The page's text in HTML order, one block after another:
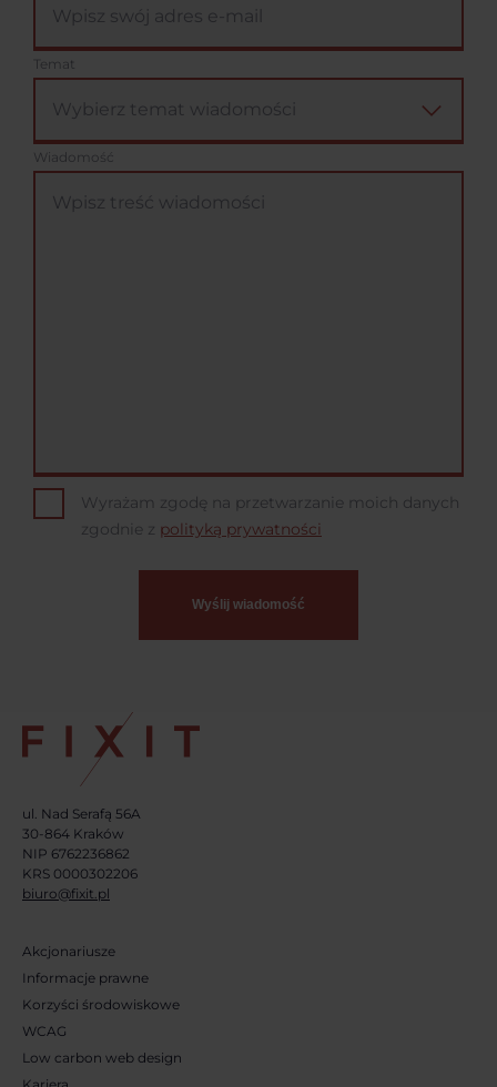
Temat
Wiadomość
Wyrażam zgodę na przetwarzanie moich danych
zgodnie z polityką prywatności
ul. Nad Serafą 56A
30-864 Kraków
NIP 6762236862
KRS 0000302206
biuro@fixit.pl
Akcjonariusze
Informacje prawne
Korzyści środowiskowe
WCAG
Low carbon web design